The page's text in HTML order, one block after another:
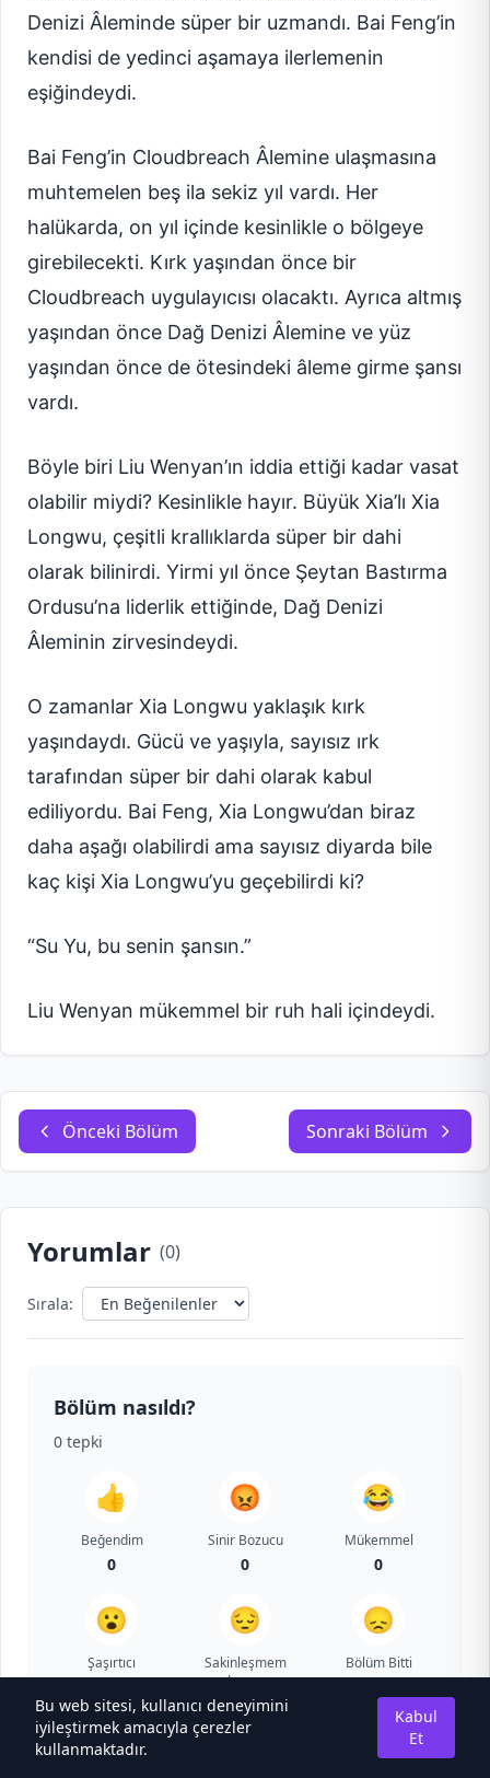
Denizi Âleminde süper bir uzmandı. Bai Feng’in
kendisi de yedinci aşamaya ilerlemenin
eşiğindeydi.
Bai Feng’in Cloudbreach Âlemine ulaşmasına
muhtemelen beş ila sekiz yıl vardı. Her
halükarda, on yıl içinde kesinlikle o bölgeye
girebilecekti. Kırk yaşından önce bir
Cloudbreach uygulayıcısı olacaktı. Ayrıca altmış
yaşından önce Dağ Denizi Âlemine ve yüz
yaşından önce de ötesindeki âleme girme şansı
vardı.
Böyle biri Liu Wenyan’ın iddia ettiği kadar vasat
olabilir miydi? Kesinlikle hayır. Büyük Xia’lı Xia
Longwu, çeşitli krallıklarda süper bir dahi
olarak bilinirdi. Yirmi yıl önce Şeytan Bastırma
Ordusu’na liderlik ettiğinde, Dağ Denizi
Âleminin zirvesindeydi.
O zamanlar Xia Longwu yaklaşık kırk
yaşındaydı. Gücü ve yaşıyla, sayısız ırk
tarafından süper bir dahi olarak kabul
ediliyordu. Bai Feng, Xia Longwu’dan biraz
daha aşağı olabilirdi ama sayısız diyarda bile
kaç kişi Xia Longwu’yu geçebilirdi ki?
“Su Yu, bu senin şansın.”
Liu Wenyan mükemmel bir ruh hali içindeydi.
Önceki Bölüm Sonraki Bölüm
Yorumlar (0)
Sırala:
Bölüm nasıldı?
0 tepki
👍
Beğendim
0
😡
Sinir Bozucu
0
😂
Mükemmel
0
😮
Şaşırtıcı
😔
Sakinleşmem
Lazım
0
😞
Bölüm Bitti
Bu web sitesi, kullanıcı deneyimini
iyileştirmek amacıyla çerezler
kullanmaktadır.
Kabul
Et